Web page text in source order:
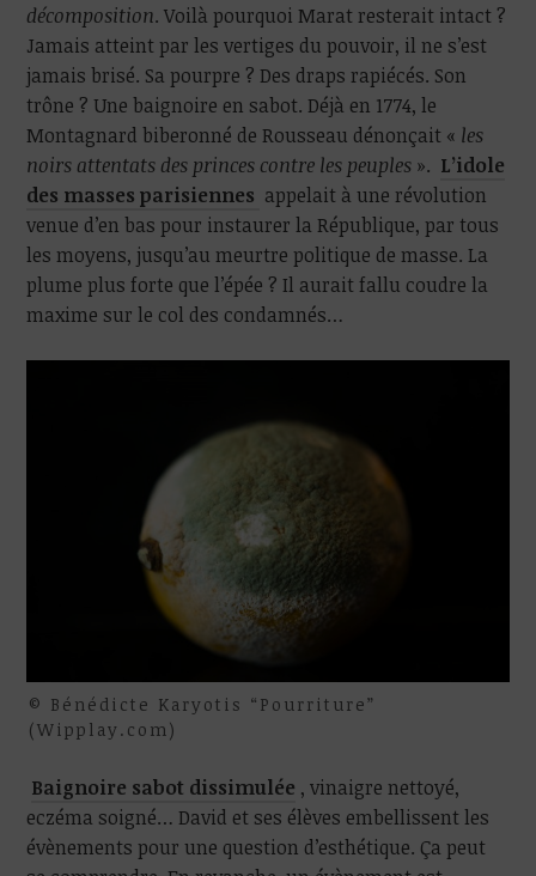
décomposition. Voilà pourquoi Marat resterait intact ?
Jamais atteint par les vertiges du pouvoir, il ne s’est
jamais brisé. Sa pourpre ? Des draps rapiécés. Son
trône ? Une baignoire en sabot. Déjà en 1774, le
Montagnard biberonné de Rousseau dénonçait « les
noirs attentats des princes contre les peuples ». L’idole
des masses parisiennes appelait à une révolution
venue d’en bas pour instaurer la République, par tous
les moyens, jusqu’au meurtre politique de masse. La
plume plus forte que l’épée ? Il aurait fallu coudre la
maxime sur le col des condamnés…
© Bénédicte Karyotis “Pourriture”
(Wipplay.com)
Baignoire sabot dissimulée , vinaigre nettoyé,
eczéma soigné… David et ses élèves embellissent les
évènements pour une question d’esthétique. Ça peut